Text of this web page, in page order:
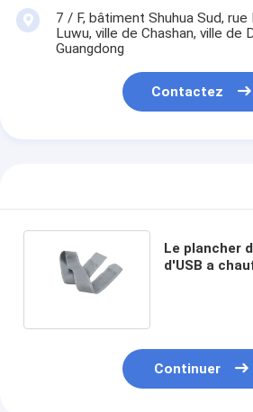
7 / F, bâtiment Shuhua Sud, rue
Luwu, ville de Chashan, ville de
Guangdong
Contactez
Le plancher
d'USB a
Continuer